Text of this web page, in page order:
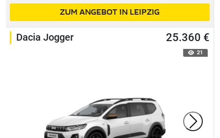
ZUM ANGEBOT IN LEIPZIG
Dacia Jogger 25.360 €
21